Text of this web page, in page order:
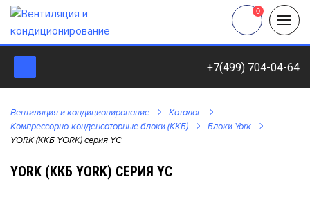
+7(499) 704-04-64
0
Вентиляция и кондиционирование
Каталог
Компрессорно-конденсаторные блоки (ККБ)
Блоки York
YORK (ККБ YORK) серия YC
YORK (ККБ YORK) СЕРИЯ YC